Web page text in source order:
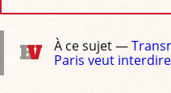
À ce sujet —
Paris veut